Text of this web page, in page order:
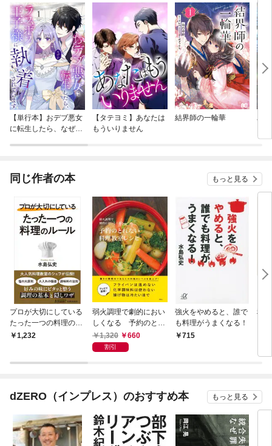
【単行本】おデブ悪女
に転生したら、なぜか
【タテヨミ】あなたは
もういりません
結界師の一輪華
バ
今
同じ作者の本 もっと見る
プロが大切にしている
たった一つの料理のル
ール1,232
弱火調理で劇的におい
しくなる 予約のとれ
ない料理教室レシピ
1,320 660
割引
強火をやめると、誰で
も料理がうまくなる！
715
科
dZERO（インプレス）のおすすめ本 もっと見る